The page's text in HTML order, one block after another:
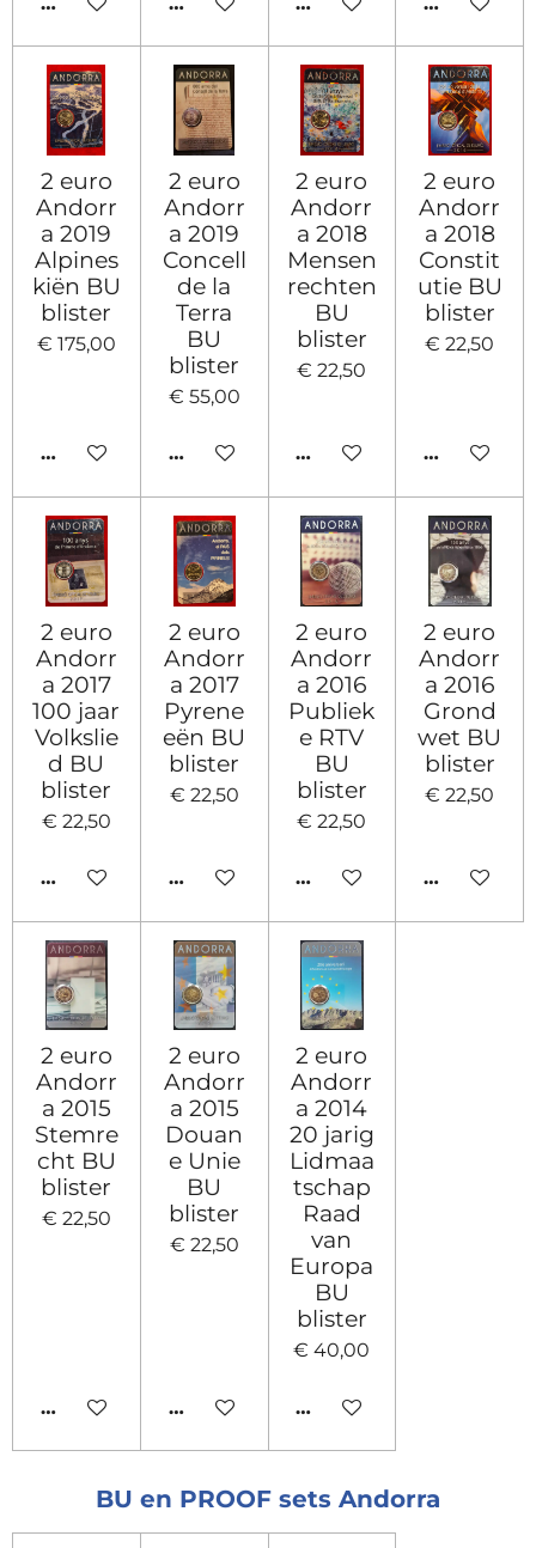
2 euro
Andorr
a 2019
Alpines
kiën BU
blister
€ 175,00
IN WINKELWAGEN
2 euro
Andorr
a 2019
Concell
de la
Terra
BU
blister
€ 55,00
IN WINKELWAGEN
2 euro
Andorr
a 2018
Mensen
rechten
BU
blister
€ 22,50
IN WINKELWAGEN
2 euro
Andorr
a 2018
Constit
utie BU
blister
€ 22,50
IN
2 euro
Andorr
a 2017
100 jaar
Volkslie
d BU
blister
€ 22,50
IN WINKELWAGEN
2 euro
Andorr
a 2017
Pyrene
eën BU
blister
€ 22,50
IN WINKELWAGEN
2 euro
Andorr
a 2016
Publiek
e RTV
BU
blister
€ 22,50
IN WINKELWAGEN
2 euro
Andorr
a 2016
Grond
wet BU
blister
€ 22,50
IN
2 euro
Andorr
a 2015
Stemre
cht BU
blister
€ 22,50
IN WINKELWAGEN
2 euro
Andorr
a 2015
Douan
e Unie
BU
blister
€ 22,50
IN WINKELWAGEN
2 euro
Andorr
a 2014
20 jarig
Lidmaa
tschap
Raad
van
Europa
BU
blister
€ 40,00
IN WINKELWAGEN
BU en PROOF sets Andorra